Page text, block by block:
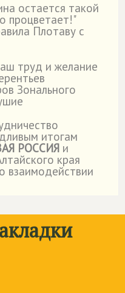
остается такой
процветает!"
Плотаву с
труд и желание
Зонального
итогам
РОССИЯ и
края
взаимодействии